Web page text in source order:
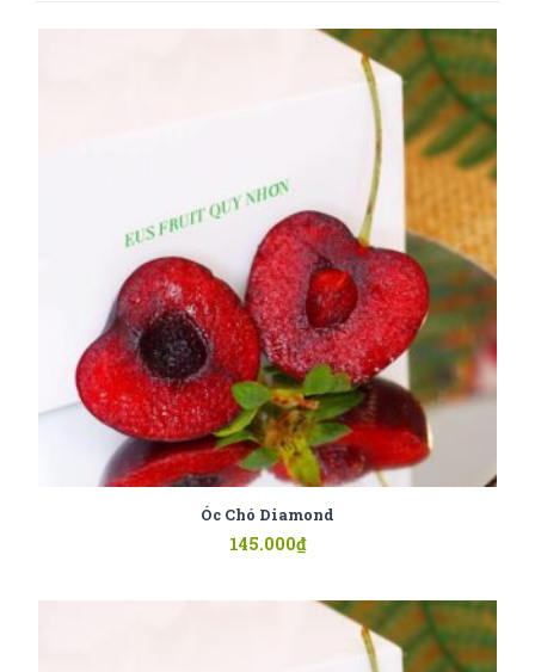
Óc Chó Diamond
145.000₫